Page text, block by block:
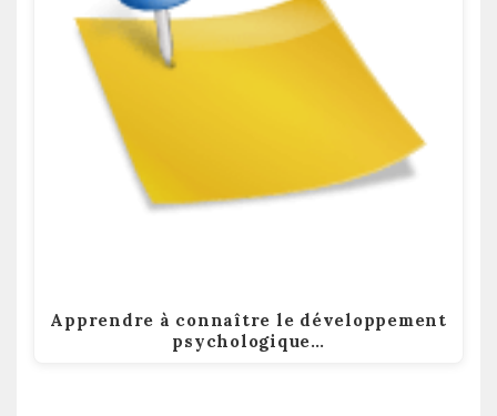
Apprendre à connaître le développement
psychologique…